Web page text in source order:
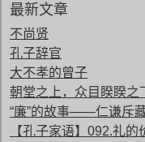
最新文章
不尚贤
孔子辞官
大不孝的曾子
朝堂之上，众目睽睽之
“廉”的故事——仁谦斥
【孔子家语】092.礼的